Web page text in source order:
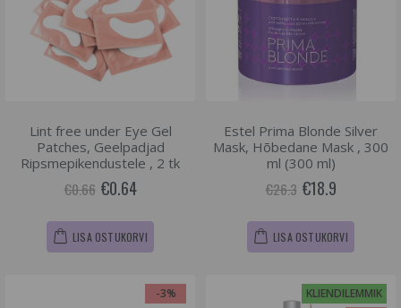
Lint free under Eye Gel
Patches, Geelpadjad
Ripsmepikendustele , 2 tk
€0.66 €0.64
LISA OSTUKORVI
Estel Prima Blonde Silver
Mask, Hõbedane Mask , 300
ml (300 ml)
€26.3 €18.9
LISA OSTUKORVI
-3%
KLIENDILEMMIK